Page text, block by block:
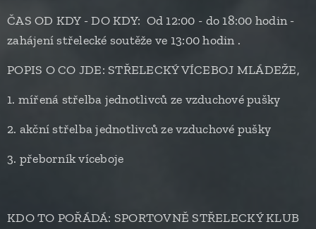
ČAS OD KDY - DO KDY: Od 12:00 - do 18:00 hodin -
zahájení střelecké soutěže ve 13:00 hodin .
POPIS O CO JDE: STŘELECKÝ VÍCEBOJ MLÁDEŽE,
1. mířená střelba jednotlivců ze vzduchové pušky
2. akční střelba jednotlivců ze vzduchové pušky
3. přeborník víceboje
KDO TO POŘÁDÁ: SPORTOVNĚ STŘELECKÝ KLUB